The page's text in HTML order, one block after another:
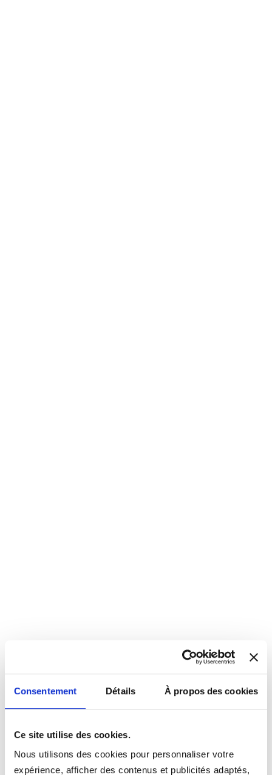
Consentement Détails À propos des cookies
Ce site utilise des cookies.
Nous utilisons des cookies pour personnaliser votre
expérience, afficher des contenus et publicités adaptés,